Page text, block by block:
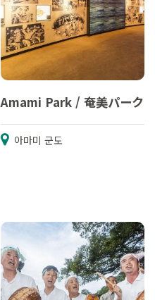
Amami Park / 奄美パーク
아마미 군도